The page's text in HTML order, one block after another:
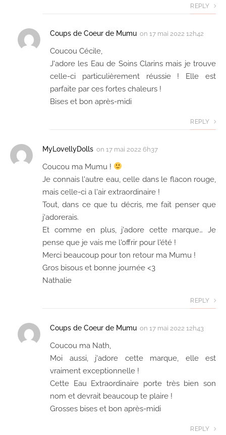
REPLY
Coups de Coeur de Mumu on 17 mai 2022 12h42
Coucou Cécile,
J'adore les Eau de Soins Clarins mais je trouve
celle-ci particulièrement réussie ! Elle est
parfaite par ces fortes chaleurs !
Bises et bon après-midi
REPLY
MyLovellyDolls on 17 mai 2022 6h37
Coucou ma Mumu !
Je connais l'autre eau, celle dans le flacon rouge,
mais celle-ci a l'air extraordinaire !
Tout, dans ce que tu décris, me fait penser que
j'adorerais.
Et comme en plus, j'adore cette marque… Je
pense que je vais me l'offrir pour l'été !
Merci beaucoup pour ton retour ma Mumu !
Gros bisous et bonne journée <3
Nathalie
REPLY
Coups de Coeur de Mumu on 17 mai 2022 12h43
Coucou ma Nath,
Moi aussi, j'adore cette marque, elle est
vraiment exceptionnelle !
Cette Eau Extraordinaire porte très bien son
nom et devrait beaucoup te plaire !
Grosses bises et bon après-midi
REPLY